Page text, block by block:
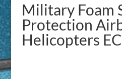
Military Foam
Protection
Helicopters